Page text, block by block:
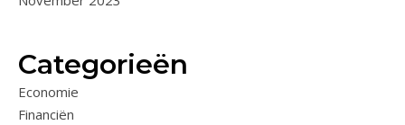
Categorieën
Economie
Financiën